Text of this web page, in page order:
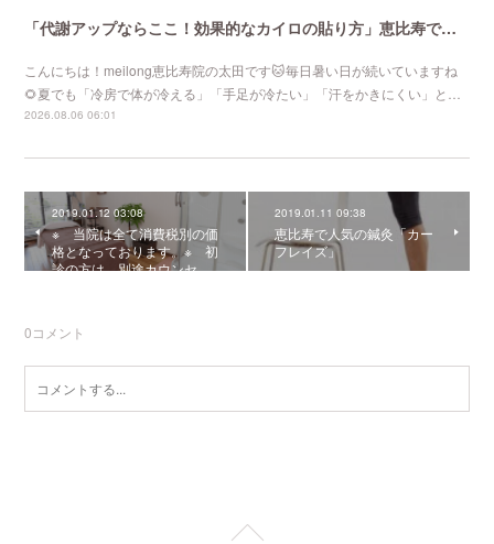
「代謝アップならここ！効果的なカイロの貼り方」恵比寿で口コミNo 1美容鍼灸ならmeilong
こんにちは！meilong恵比寿院の太田です🐱毎日暑い日が続いていますね
🌻夏でも「冷房で体が冷える」「手足が冷たい」「汗をかきにくい」と…
2026.08.06 06:01
2019.01.12 03:08
※ 当院は全て消費税別の価
格となっております。※ 初
診の方は、別途カウンセ…
2019.01.11 09:38
恵比寿で人気の鍼灸「カー
フレイズ」
0コメント